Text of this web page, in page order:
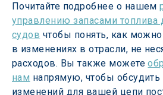
Почитайте подробнее о нашем
управлению запасами топлива
судов чтобы понять, как
в изменениях в отрасли, не
расходов. Вы также можете
нам напрямую, чтобы обсудить
изменений для вашей цепи